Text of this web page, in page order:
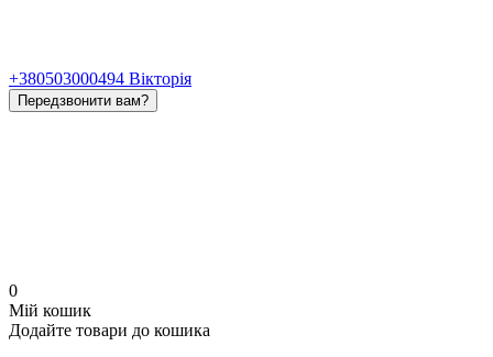
+380503000494 Вікторія
Передзвонити вам?
0
Мій кошик
Додайте товари до кошика